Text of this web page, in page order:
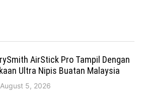
AirStick Pro Tampil Dengan
Ultra Nipis Buatan Malaysia
August 5, 2026